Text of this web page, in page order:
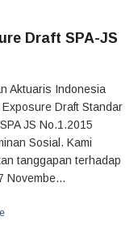
Draft SPA-JS
Aktuaris Indonesia
Draft Standar
JS No.1.2015
Sosial. Kami
tanggapan terhadap
Novembe...